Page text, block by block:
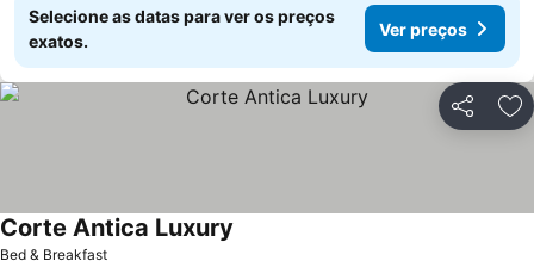
Selecione as datas para ver os preços
exatos.
Ver preços
Partilhar
Bed & Breakfast
Corte Antica Luxury